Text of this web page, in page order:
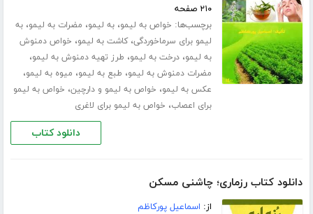
۲۱۰ صفحه
برچسب‌ها: خواص به لیمو،به لیمو، مضرات به لیمو،به
لیمو برای سرماخوردگی،کاشت به لیمو، خواص دمنوش
به لیمو،درخت به لیمو، طرز تهیه دمنوش به لیمو،
مضرات دمنوش به لیمو، طبع به لیمو، میوه به لیمو،
عکس به لیمو، خواص به لیمو و دارچین، خواص به لیمو
برای اعصاب، خواص به لیمو برای لاغری
دانلود کتاب
دانلود کتاب رزماری؛ چاشنی مسکن
از: اسماعیل پورکاظم